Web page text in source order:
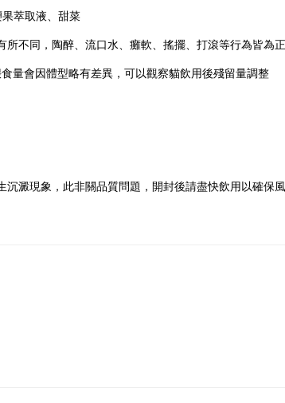
萃取液、甜菜
所不同，陶醉、流口水、癱軟、搖擺、打滾等行為皆為
量會因體型略有差異，可以觀察貓飲用後殘留量調整
沉澱現象，此非關品質問題，開封後請盡快飲用以確保